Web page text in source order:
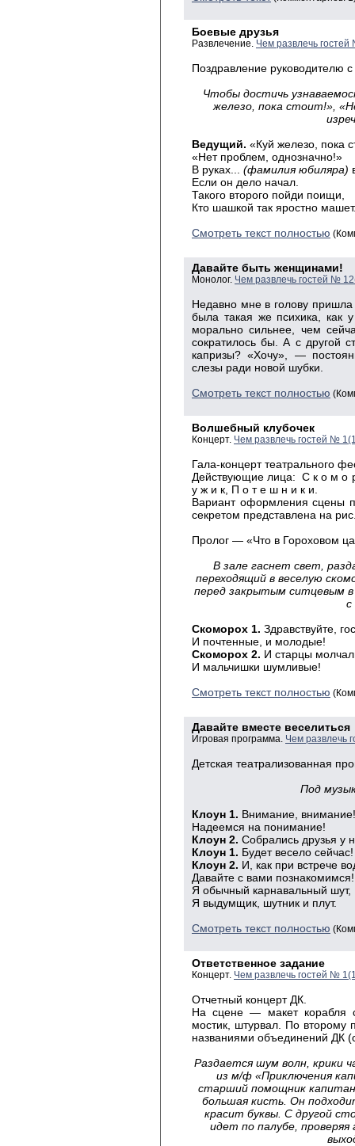
Боевые друзья
Развлечение. Чем развлечь
Поздравление руководителю
Чтобы достичь
железо, пока стоит!»,
Ведущий. «Куй железо, пока
«Нет проблем, однозначно!»
В руках... (фамилия юбиляра)
Если он дело начал.
Такого второго пойди поищи,
Кто шашкой так яростно
Смотреть текст полностью
Давайте быть женщинами!
Монолог. Чем развлечь гостей №
Недавно мне в голову
была такая же психика,
морально сильнее, чем
сократилось бы. А с другой
капризы? «Хочу», —
слезы ради новой шубки.
Смотреть текст полностью
Волшебный клубочек
Концерт. Чем развлечь гостей №
Гала-концерт театрального
Действующие лица: С к о м о
у ж и к, П о т е ш н и к и.
Вариант оформления сцены
секретом представлена на
Пролог — «Что в Гороховом
В зале гаснет свет,
переходящий в веселую
перед закрытым ситцевым в
Скоморох 1. Здравствуйте,
И почтенные, и молодые!
Скоморох 2. И старцы
И мальчишки шумливые!
Смотреть текст полностью
Давайте вместе веселиться
Игровая программа. Чем развлечь
Детская театрализованная
Под
Клоун 1. Внимание, внимание!
Надеемся на понимание!
Клоун 2. Собрались друзья у
Клоун 1. Будет весело сейчас!
Клоун 2. И, как при встрече
Давайте с вами познакомимся!
Я обычный карнавальный шут,
Я выдумщик, шутник и плут.
Смотреть текст полностью
Ответственное задание
Концерт. Чем развлечь гостей №
Отчетный концерт ДК.
На сцене — макет корабля
мостик, штурвал. По второму
названиями объединений ДК
Раздается шум волн, крики
из м/ф «Приключения
старший помощник
большая кисть. Он
красит буквы. С другой
идет по палубе,